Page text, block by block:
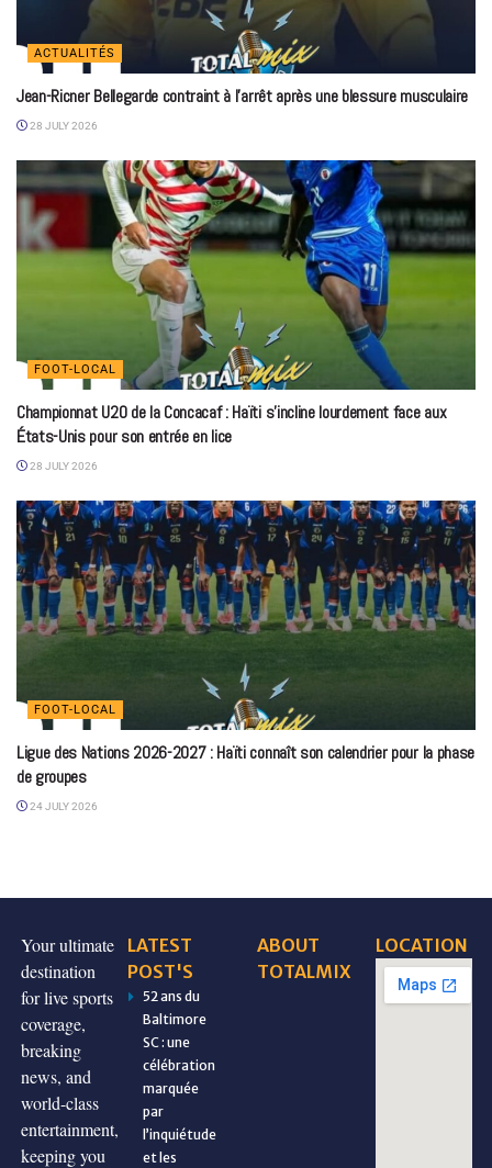
ACTUALITÉS
Jean-Ricner Bellegarde contraint à l’arrêt après une blessure musculaire
28 JULY 2026
FOOT-LOCAL
Championnat U20 de la Concacaf : Haïti s’incline lourdement face aux
États-Unis pour son entrée en lice
28 JULY 2026
FOOT-LOCAL
Ligue des Nations 2026-2027 : Haïti connaît son calendrier pour la phase
de groupes
24 JULY 2026
Your ultimate
destination
for live sports
coverage,
breaking
news, and
world-class
entertainment,
keeping you
LATEST
POST'S
52 ans du
Baltimore
SC : une
célébration
marquée
par
l’inquiétude
et les
ABOUT
TOTALMIX
LOCATION